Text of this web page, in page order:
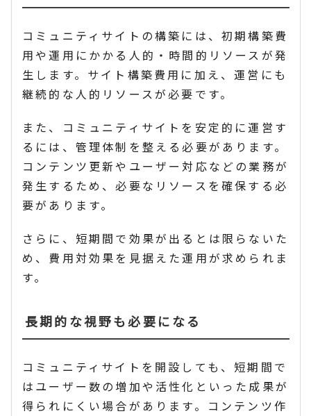
コミュニティサイトの構築には、初期構築費
用や運用にかかる人的・時間的リソースが発
生します。サイト構築費用に加え、運営にも
継続的な人的リソースが必要です。
また、コミュニティサイトを安定的に運営す
るには、管理体制を整える必要があります。
コンテンツ更新やユーザー対応などの業務が
発生するため、必要なリソースを確保する必
要があります。
さらに、短期間で効果が出るとは限らないた
め、費用対効果を見据えた運用が求められま
す。
長期的な視野も必要になる
コミュニティサイトを開設しても、短期間で
はユーザー数の増加や活性化といった成果が
得られにくい場合があります。コンテンツ作